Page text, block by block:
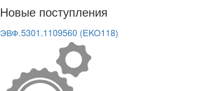
Новые поступления
ЭВФ.5301.1109560 (EKO118)